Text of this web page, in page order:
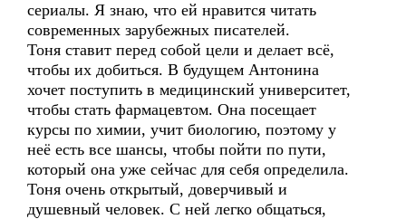
сериалы. Я знаю, что ей нравится читать
современных зарубежных писателей.
Тоня ставит перед собой цели и делает всё,
чтобы их добиться. В будущем Антонина
хочет поступить в медицинский университет,
чтобы стать фармацевтом. Она посещает
курсы по химии, учит биологию, поэтому у
неё есть все шансы, чтобы пойти по пути,
который она уже сейчас для себя определила.
Тоня очень открытый, доверчивый и
душевный человек. С ней легко общаться,